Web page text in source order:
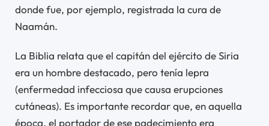
donde fue, por ejemplo, registrada la cura de
Naamán.
La Biblia relata que el capitán del ejército de Siria
era un hombre destacado, pero tenía lepra
(enfermedad infecciosa que causa erupciones
cutáneas). Es importante recordar que, en aquella
época, el portador de ese padecimiento era